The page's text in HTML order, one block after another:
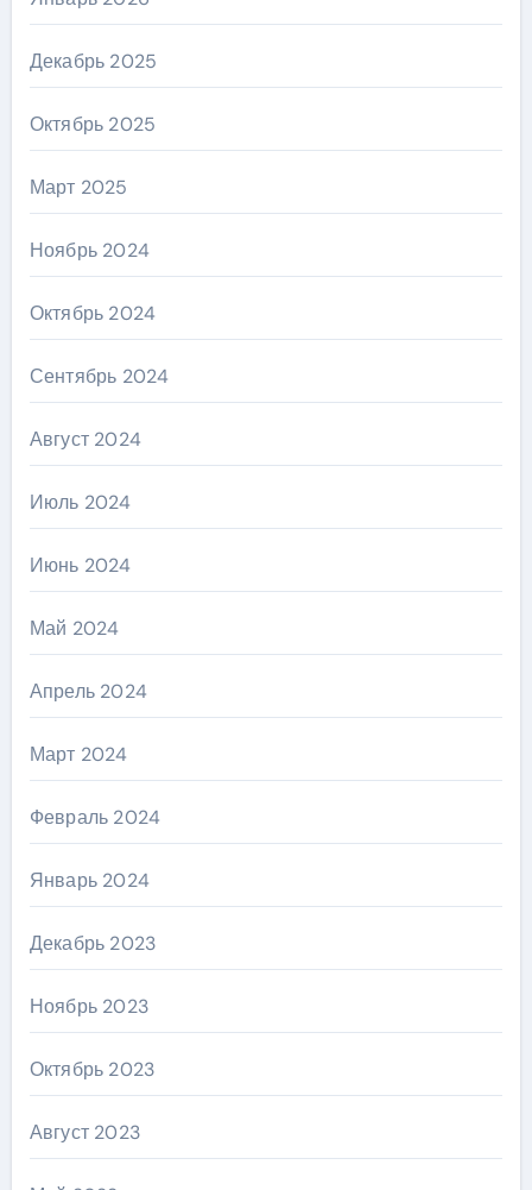
Декабрь 2025
Октябрь 2025
Март 2025
Ноябрь 2024
Октябрь 2024
Сентябрь 2024
Август 2024
Июль 2024
Июнь 2024
Май 2024
Апрель 2024
Март 2024
Февраль 2024
Январь 2024
Декабрь 2023
Ноябрь 2023
Октябрь 2023
Август 2023